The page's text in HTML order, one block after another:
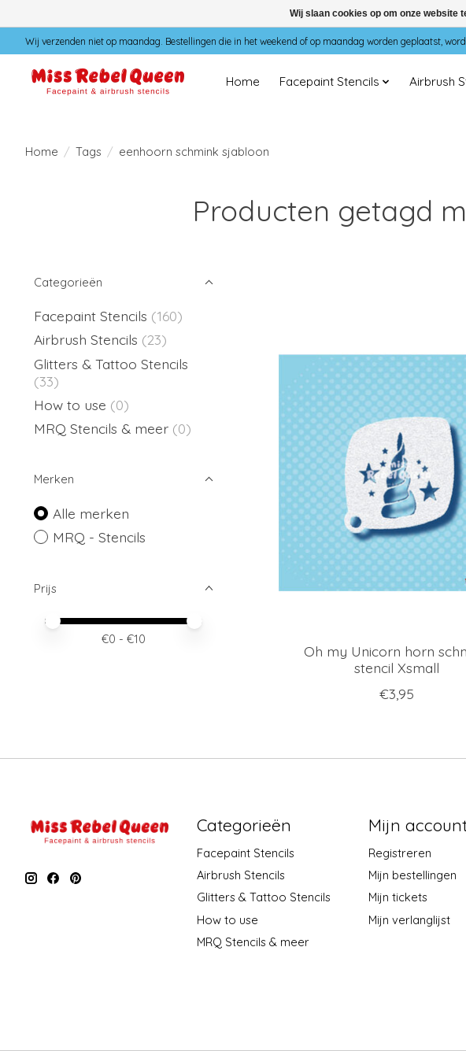
Wij verzenden niet op maandag. Bestellingen die in het weekend of op maandag worden geplaatst,
Home Facepaint Stencils Airbrush
Home / Tags / eenhoorn schmink sjabloon
Producten getagd
Categorieën
Facepaint Stencils (160)
Airbrush Stencils (23)
Glitters & Tattoo Stencils
(33)
How to use (0)
MRQ Stencils & meer (0)
Merken
Alle merken
MRQ - Stencils
Prijs
Minimale prijswaarde
Price maximum value
€0 - €10
Oh my Unicorn horn
stencil Xsmall
€3,95
Categorieën
Facepaint Stencils
Airbrush Stencils
Glitters & Tattoo Stencils
How to use
MRQ Stencils & meer
Mijn
Registreren
Mijn bestellingen
Mijn tickets
Mijn verlanglijst
Wij slaan cookies op om onze website